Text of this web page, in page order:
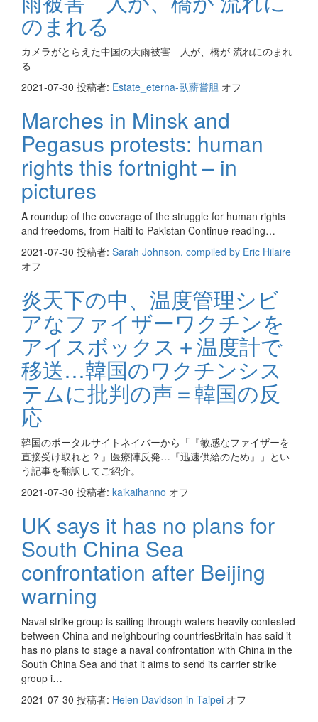
のまれる
カメラがとらえた中国の大雨被害 人が、橋が 流れにのまれ
る
2021-07-30 投稿者: Estate_eterna-臥薪嘗胆 オフ
Marches in Minsk and
Pegasus protests: human
rights this fortnight – in
pictures
A roundup of the coverage of the struggle for human rights
and freedoms, from Haiti to Pakistan Continue reading…
2021-07-30 投稿者: Sarah Johnson, compiled by Eric Hilaire
オフ
炎天下の中、温度管理シビ
アなファイザーワクチンを
アイスボックス＋温度計で
移送…韓国のワクチンシス
テムに批判の声＝韓国の反
応
韓国のポータルサイトネイバーから「『敏感なファイザーを
直接受け取れと？』医療陣反発…『迅速供給のため』」とい
う記事を翻訳してご紹介。
2021-07-30 投稿者: kaikaihanno オフ
UK says it has no plans for
South China Sea
confrontation after Beijing
warning
Naval strike group is sailing through waters heavily contested
between China and neighbouring countriesBritain has said it
has no plans to stage a naval confrontation with China in the
South China Sea and that it aims to send its carrier strike
group i…
2021-07-30 投稿者: Helen Davidson in Taipei オフ